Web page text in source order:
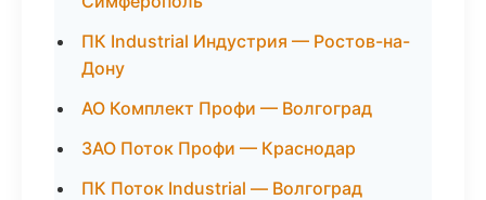
ПК Industrial Индустрия — Ростов-на-
Дону
АО Комплект Профи — Волгоград
ЗАО Поток Профи — Краснодар
ПК Поток Industrial — Волгоград